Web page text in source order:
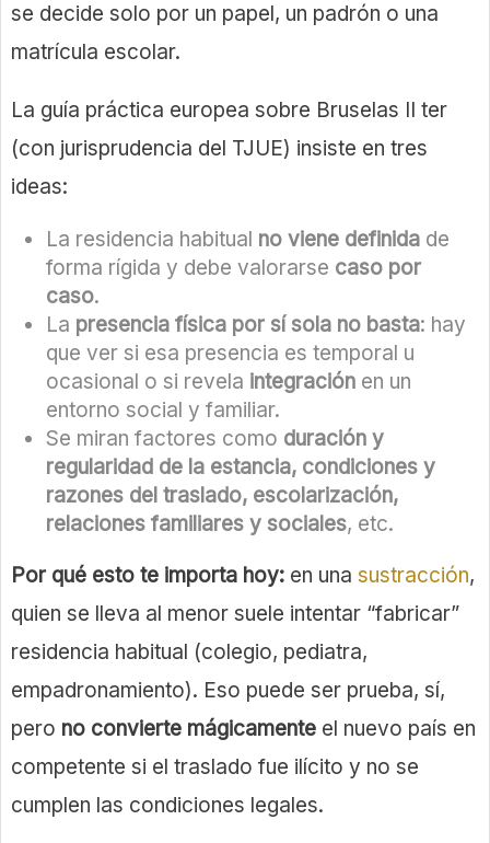
se decide solo por un papel, un padrón o una
matrícula escolar.
La guía práctica europea sobre Bruselas II ter
(con jurisprudencia del TJUE) insiste en tres
ideas:
La residencia habitual no viene definida de
forma rígida y debe valorarse caso por
caso.
La presencia física por sí sola no basta: hay
que ver si esa presencia es temporal u
ocasional o si revela integración en un
entorno social y familiar.
Se miran factores como duración y
regularidad de la estancia, condiciones y
razones del traslado, escolarización,
relaciones familiares y sociales, etc.
Por qué esto te importa hoy: en una sustracción,
quien se lleva al menor suele intentar “fabricar”
residencia habitual (colegio, pediatra,
empadronamiento). Eso puede ser prueba, sí,
pero no convierte mágicamente el nuevo país en
competente si el traslado fue ilícito y no se
cumplen las condiciones legales.